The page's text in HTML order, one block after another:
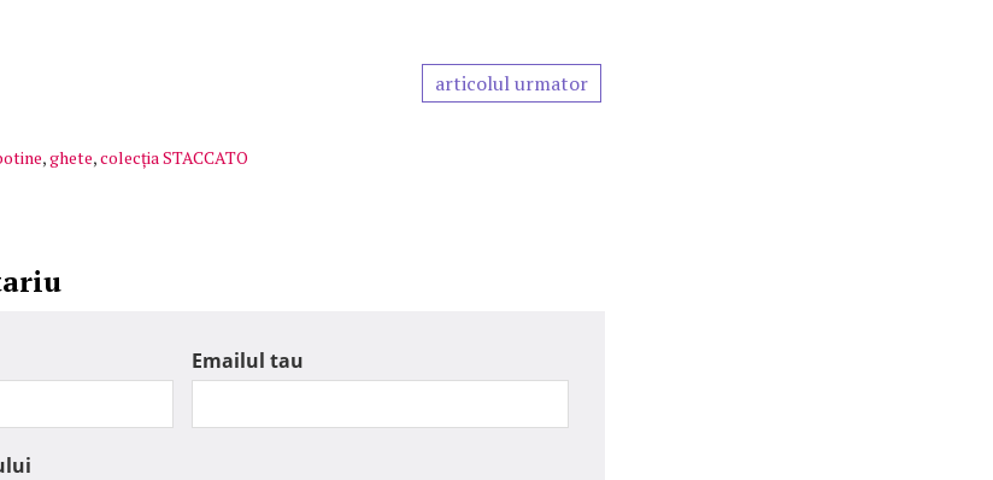
articolul urmator
,ghete,colecția STACCATO
Emailul tau